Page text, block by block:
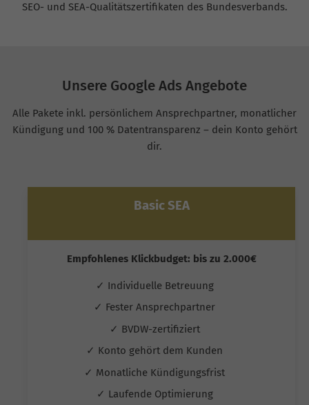
SEO- und SEA-Qualitätszertifikaten des Bundesverbands.
Unsere Google Ads Angebote
Alle Pakete inkl. persönlichem Ansprechpartner, monatlicher
Kündigung und 100 % Datentransparenz – dein Konto gehört
dir.
Basic SEA
Empfohlenes Klickbudget: bis zu 2.000€
✓ Individuelle Betreuung
✓ Fester Ansprechpartner
✓ BVDW-zertifiziert
✓ Konto gehört dem Kunden
✓ Monatliche Kündigungsfrist
✓ Laufende Optimierung